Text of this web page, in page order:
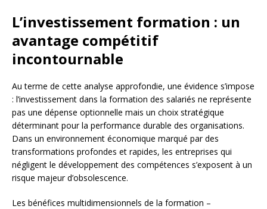
L’investissement formation : un
avantage compétitif
incontournable
Au terme de cette analyse approfondie, une évidence s’impose
: l’investissement dans la formation des salariés ne représente
pas une dépense optionnelle mais un choix stratégique
déterminant pour la performance durable des organisations.
Dans un environnement économique marqué par des
transformations profondes et rapides, les entreprises qui
négligent le développement des compétences s’exposent à un
risque majeur d’obsolescence.
Les bénéfices multidimensionnels de la formation –